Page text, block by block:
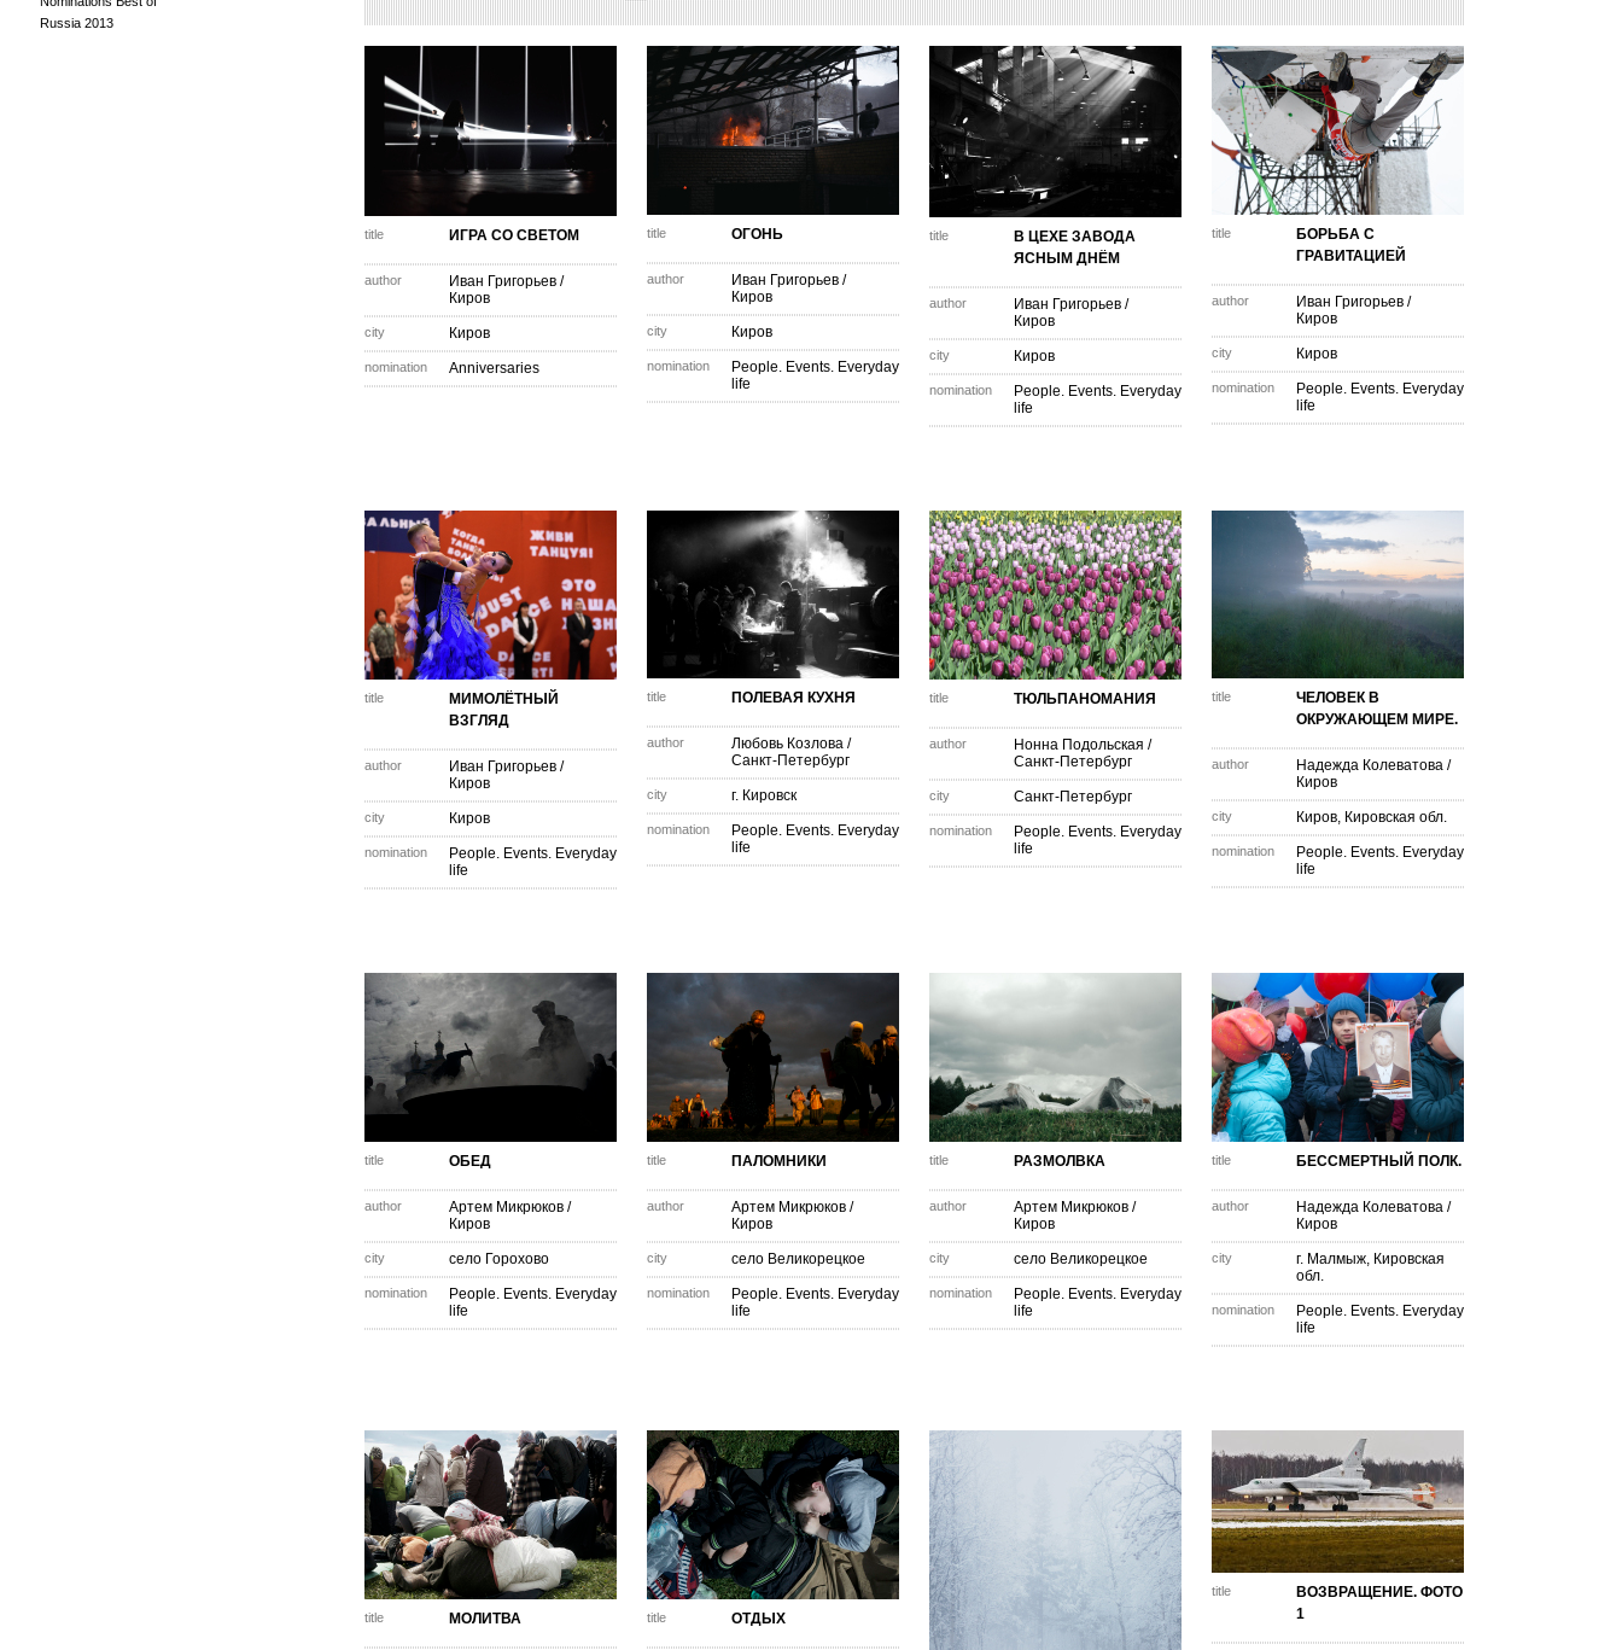
Russia 2013
title ИГРА СО СВЕТОМ
author Иван Григорьев /
Киров
city Киров
nomination Anniversaries
title ОГОНЬ
author Иван Григорьев /
Киров
city Киров
nomination
People. Events. Everyday
life
title
В ЦЕХЕ ЗАВОДА
ЯСНЫМ ДНЁМ
author Иван Григорьев /
Киров
city Киров
nomination
People. Events. Everyday
life
title
БОРЬБА С
ГРАВИТАЦИЕЙ
author Иван Григорьев /
Киров
city Киров
nomination
People. Events. Everyday
life
title
МИМОЛЁТНЫЙ
ВЗГЛЯД
author Иван Григорьев /
Киров
city Киров
nomination
People. Events. Everyday
life
title ПОЛЕВАЯ КУХНЯ
author Любовь Козлова /
Санкт-Петербург
city г. Кировск
nomination
People. Events. Everyday
life
title ТЮЛЬПАНОМАНИЯ
author Нонна Подольская /
Санкт-Петербург
city Санкт-Петербург
nomination
People. Events. Everyday
life
title
ЧЕЛОВЕК В
ОКРУЖАЮЩЕМ МИРЕ.
author Надежда Колеватова /
Киров
city Киров, Кировская обл.
nomination
People. Events. Everyday
life
title ОБЕД
author Артем Микрюков /
Киров
city село Горохово
nomination
People. Events. Everyday
life
title ПАЛОМНИКИ
author Артем Микрюков /
Киров
city село Великорецкое
nomination
People. Events. Everyday
life
title РАЗМОЛВКА
author Артем Микрюков /
Киров
city село Великорецкое
nomination
People. Events. Everyday
life
title БЕССМЕРТНЫЙ ПОЛК.
author Надежда Колеватова /
Киров
city
г. Малмыж, Кировская
обл.
nomination
People. Events. Everyday
life
title МОЛИТВА title ОТДЫХ
title
ВОЗВРАЩЕНИЕ. ФОТО
1